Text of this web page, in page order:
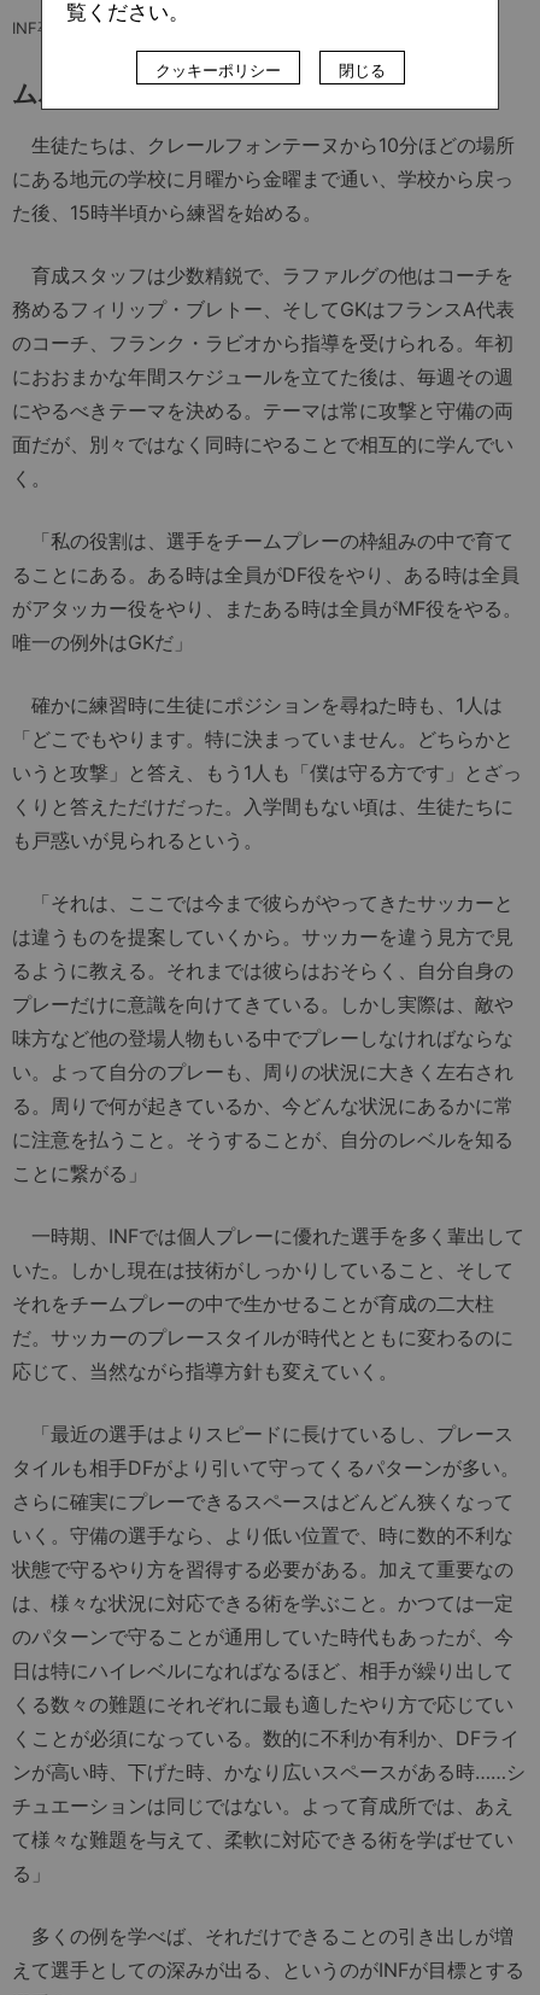
INF卒業生のアンリ（左）とアネルカ
ムバッペのプレーに宿る新生INFの理念
生徒たちは、クレールフォンテーヌから10分ほどの場所
にある地元の学校に月曜から金曜まで通い、学校から戻っ
た後、15時半頃から練習を始める。
育成スタッフは少数精鋭で、ラファルグの他はコーチを
務めるフィリップ・ブレトー、そしてGKはフランスA代表
のコーチ、フランク・ラビオから指導を受けられる。年初
におおまかな年間スケジュールを立てた後は、毎週その週
にやるべきテーマを決める。テーマは常に攻撃と守備の両
面だが、別々ではなく同時にやることで相互的に学んでい
く。
「私の役割は、選手をチームプレーの枠組みの中で育て
ることにある。ある時は全員がDF役をやり、ある時は全員
がアタッカー役をやり、またある時は全員がMF役をやる。
唯一の例外はGKだ」
確かに練習時に生徒にポジションを尋ねた時も、1人は
「どこでもやります。特に決まっていません。どちらかと
いうと攻撃」と答え、もう1人も「僕は守る方です」とざっ
くりと答えただけだった。入学間もない頃は、生徒たちに
も戸惑いが見られるという。
「それは、ここでは今まで彼らがやってきたサッカーと
は違うものを提案していくから。サッカーを違う見方で見
るように教える。それまでは彼らはおそらく、自分自身の
プレーだけに意識を向けてきている。しかし実際は、敵や
味方など他の登場人物もいる中でプレーしなければならな
い。よって自分のプレーも、周りの状況に大きく左右され
る。周りで何が起きているか、今どんな状況にあるかに常
に注意を払うこと。そうすることが、自分のレベルを知る
ことに繋がる」
一時期、INFでは個人プレーに優れた選手を多く輩出して
いた。しかし現在は技術がしっかりしていること、そして
それをチームプレーの中で生かせることが育成の二大柱
だ。サッカーのプレースタイルが時代とともに変わるのに
応じて、当然ながら指導方針も変えていく。
「最近の選手はよりスピードに長けているし、プレース
タイルも相手DFがより引いて守ってくるパターンが多い。
さらに確実にプレーできるスペースはどんどん狭くなって
いく。守備の選手なら、より低い位置で、時に数的不利な
状態で守るやり方を習得する必要がある。加えて重要なの
は、様々な状況に対応できる術を学ぶこと。かつては一定
のパターンで守ることが通用していた時代もあったが、今
日は特にハイレベルになればなるほど、相手が繰り出して
くる数々の難題にそれぞれに最も適したやり方で応じてい
くことが必須になっている。数的に不利か有利か、DFライ
ンが高い時、下げた時、かなり広いスペースがある時……シ
チュエーションは同じではない。よって育成所では、あえ
て様々な難題を与えて、柔軟に対応できる術を学ばせてい
る」
多くの例を学べば、それだけできることの引き出しが増
えて選手としての深みが出る、というのがINFが目標とする
覧ください。
クッキーポリシー 閉じる